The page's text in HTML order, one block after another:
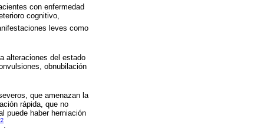
con enfermedad
cognitivo,
leves como
alteraciones del estado
obnubilación
que amenazan la
rápida, que no
puede haber herniación
.